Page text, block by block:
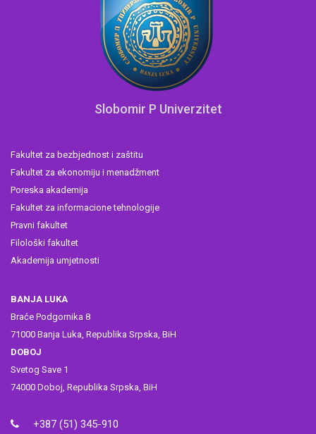
Slobomir P Univerzitet
Fakultet za bezbjednost i zaštitu
Fakultet za ekonomiju i menadžment
Poreska akademija
Fakultet za informacione tehnologije
Pravni fakultet
Filološki fakultet
Akademija umjetnosti
BANJA LUKA
Braće Podgornika 8
71000 Banja Luka, Republika Srpska, BiH
DOBOJ
Svetog Save 1
74000 Doboj, Republika Srpska, BiH
+387 (51) 345-910